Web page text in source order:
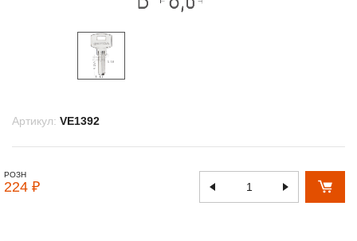
Артикул: VE1392
РОЗН
224 ₽